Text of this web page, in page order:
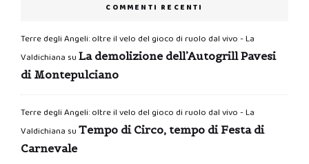
COMMENTI RECENTI
Terre degli Angeli: oltre il velo del gioco di ruolo dal vivo - La
Valdichiana su La demolizione dell’Autogrill Pavesi
di Montepulciano
Terre degli Angeli: oltre il velo del gioco di ruolo dal vivo - La
Valdichiana su Tempo di Circo, tempo di Festa di
Carnevale